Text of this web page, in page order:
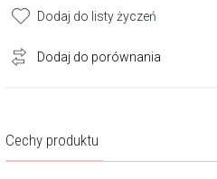
Dodaj do listy życzeń
Dodaj do porównania
Cechy produktu